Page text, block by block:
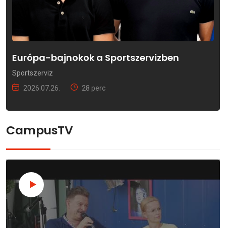
Európa-bajnokok a Sportszervizben
Sportszerviz
2026.07.26.
28 perc
CampusTV